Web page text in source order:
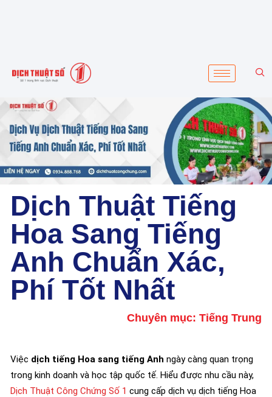
Dịch Thuật Tiếng
Hoa Sang Tiếng
Anh Chuẩn Xác,
Phí Tốt Nhất
Chuyên mục: Tiếng Trung
Việc dịch tiếng Hoa sang tiếng Anh ngày càng quan trọng
trong kinh doanh và học tập quốc tế. Hiểu được nhu cầu này,
Dịch Thuật Công Chứng Số 1 cung cấp dịch vụ dịch tiếng Hoa